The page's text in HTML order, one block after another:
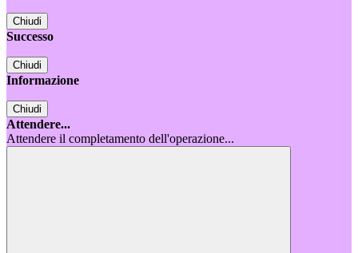
Chiudi
Successo
Chiudi
Informazione
Chiudi
Attendere...
Attendere il completamento dell'operazione...